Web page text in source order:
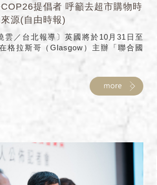
提倡者 呼籲去超市購物時
源(自由時報)
雲／台北報導〕英國將於10月31日至
格拉斯哥（Glasgow）主辦「聯合國